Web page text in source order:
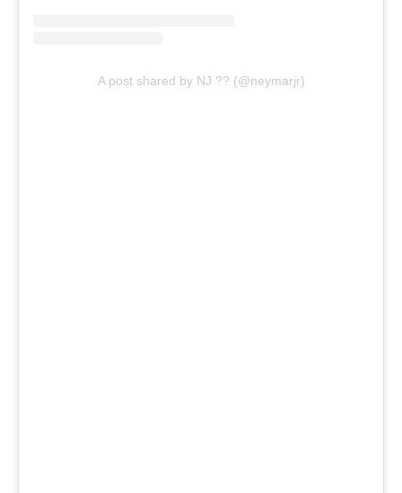
A post shared by NJ ?? (@neymarjr)